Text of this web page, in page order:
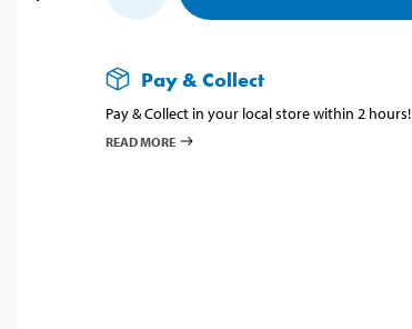
Pay & Collect
Pay & Collect in your local store within 2 hours!
READ MORE